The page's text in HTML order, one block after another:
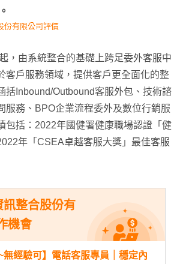
份有限公司評價
，由系統整合的基礎上跨足委外客服中
客戶服務領域，提供客戶更全面化的整
括Inbound/Outbound客服外包、技術諮
服務、BPO企業流程委外及數位行銷服
包括：2022年國健署健康職場認證「健
年「CSEA卓越客服大獎」最佳客服
訊整合股份有
機會
無經驗可】電話客服專員｜穩定內